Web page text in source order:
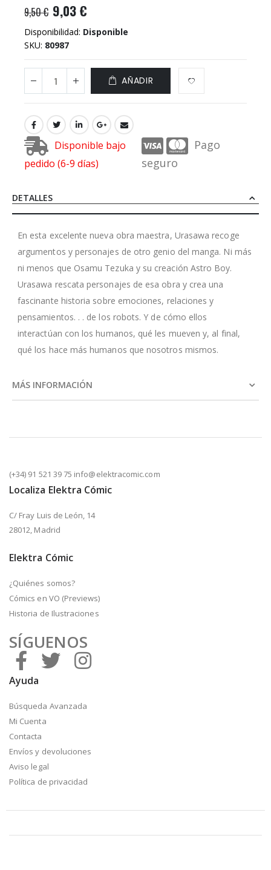
9,50 € 9,03 €
Disponibilidad: Disponible
SKU 80987
AÑADIR
Disponible bajo
pedido (6-9 días)
Pago
seguro
DETALLES
En esta excelente nueva obra maestra, Urasawa recoge
argumentos y personajes de otro genio del manga. Ni más
ni menos que Osamu Tezuka y su creación Astro Boy.
Urasawa rescata personajes de esa obra y crea una
fascinante historia sobre emociones, relaciones y
pensamientos. . . de los robots. Y de cómo ellos
interactúan con los humanos, qué les mueven y, al final,
qué los hace más humanos que nosotros mismos.
MÁS INFORMACIÓN
(+34) 91 521 39 75 info@elektracomic.com
Localiza Elektra Cómic
C/ Fray Luis de León, 14
28012, Madrid
Elektra Cómic
¿Quiénes somos?
Cómics en VO (Previews)
Historia de Ilustraciones
SÍGUENOS
Ayuda
Búsqueda Avanzada
Mi Cuenta
Contacta
Envíos y devoluciones
Aviso legal
Política de privacidad